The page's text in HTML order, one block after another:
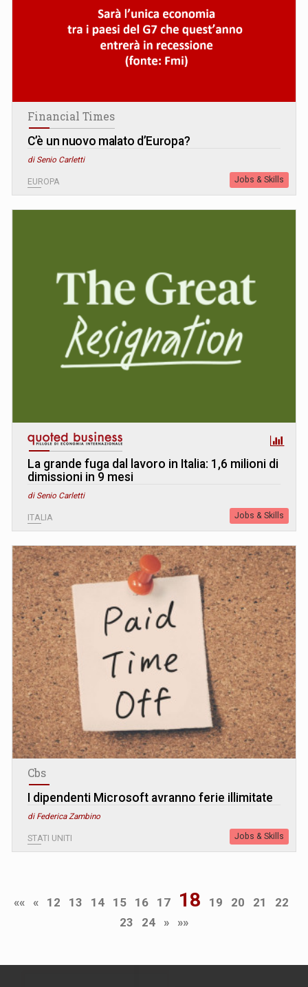
Financial Times
C’è un nuovo malato d’Europa?
di Senio Carletti
EUROPA Jobs & Skills
La grande fuga dal lavoro in Italia: 1,6 milioni di
dimissioni in 9 mesi
di Senio Carletti
ITALIA Jobs & Skills
Cbs
I dipendenti Microsoft avranno ferie illimitate
di Federica Zambino
STATI UNITI Jobs & Skills
«« « 12 13 14 15 16 17 18 19 20 21
22
23
24 » »»